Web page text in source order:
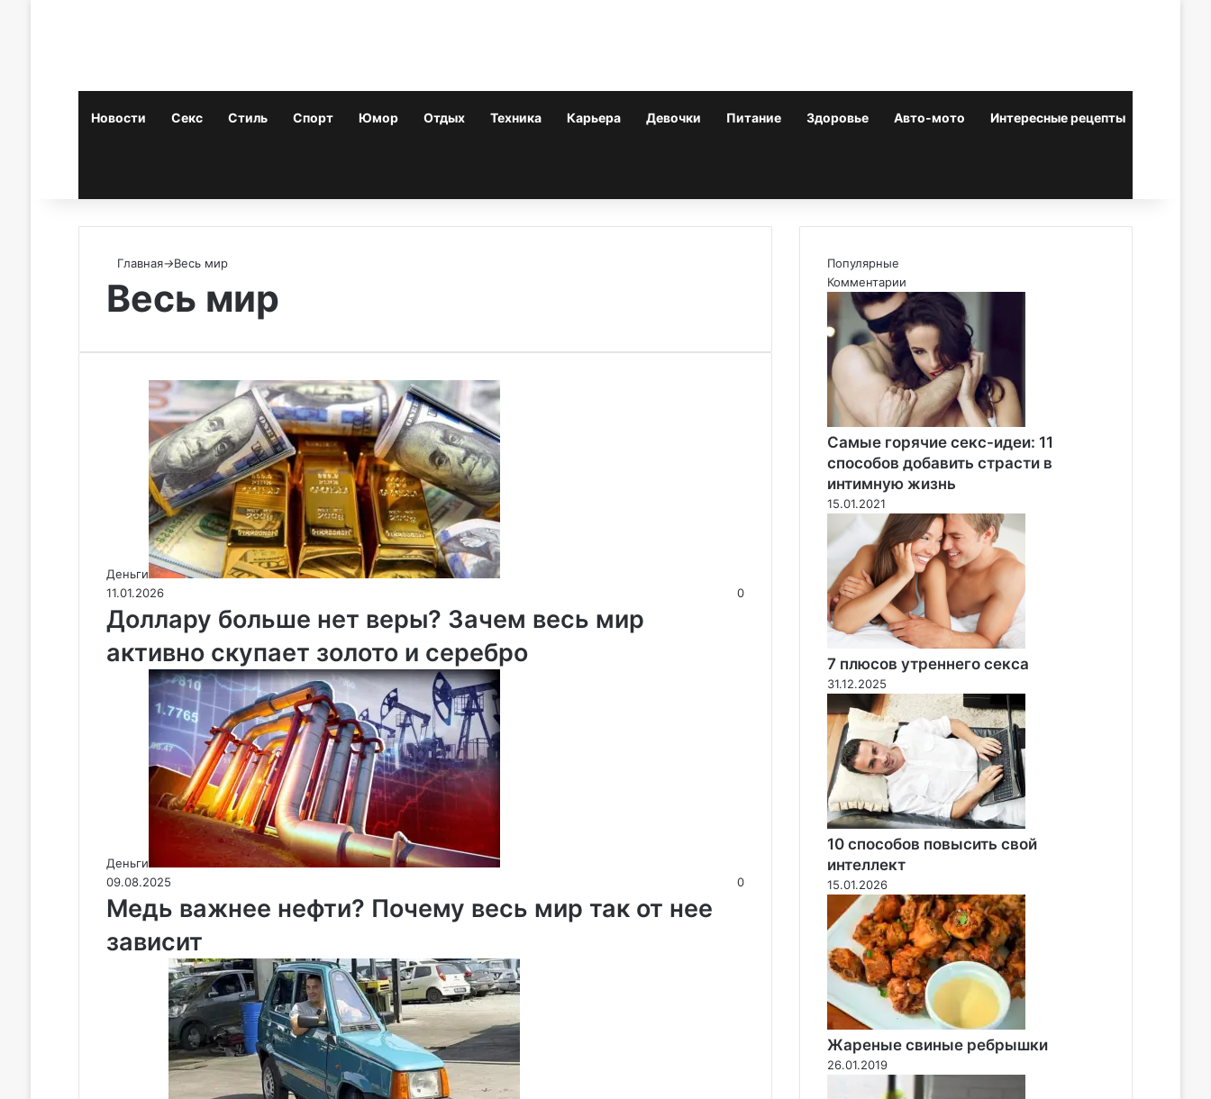
Новости Секс Стиль Спорт Юмор Отдых Техника Карьера Девочки Питание Здоровье Авто-мото Интересные рецепты
Главная→Весь мир
Весь мир
Деньги
11.01.2026
0
Доллару больше нет веры? Зачем весь мир
активно скупает золото и серебро
Деньги
09.08.2025
0
Медь важнее нефти? Почему весь мир так от нее
зависит
Популярные
Комментарии
Самые горячие секс-идеи: 11
способов добавить страсти в
интимную жизнь
15.01.2021
7 плюсов утреннего секса
31.12.2025
10 способов повысить свой
интеллект
15.01.2026
Жареные свиные ребрышки
26.01.2019